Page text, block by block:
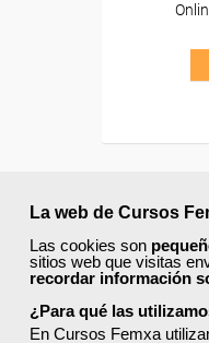
La web de Cursos
Las cookies son
sitios web que visitas
recordar información
¿Para qué las
En Cursos Femxa
ONLINE
Para